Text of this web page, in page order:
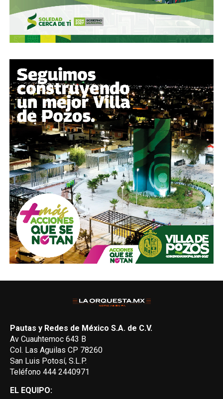
Pautas y Redes de México S.A. de C.V.
Av Cuauhtemoc 643 B
Col. Las Aguilas CP 78260
San Luis Potosí, S.L.P.
Teléfono 444 2440971
EL EQUIPO: